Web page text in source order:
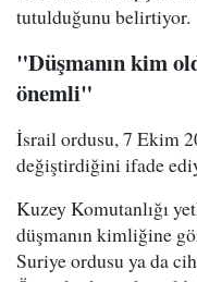
tutulduğunu belirtiyor.
"Düşmanın kim
önemli"
İsrail ordusu, 7 Ekim
değiştirdiğini ifade
Kuzey Komutanlığı
düşmanın kimliğine
Suriye ordusu ya da